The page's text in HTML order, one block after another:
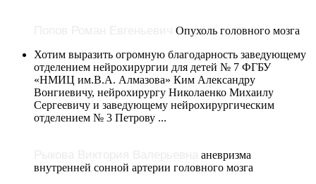
Опухоль головного мозга
Хотим выразить огромную благодарность заведующему
отделением нейрохирургии для детей № 7 ФГБУ
«НМИЦ им.В.А. Алмазова» Ким Александру
Вонгиевичу, нейрохирургу Николаенко Михаилу
Сергеевичу и заведующему нейрохирургическим
отделением № 3 Петрову ...
аневризма
внутренней сонной артерии головного мозга